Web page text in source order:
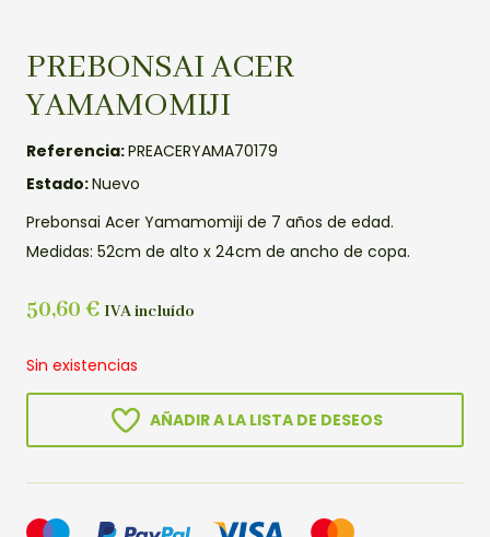
PREBONSAI ACER
YAMAMOMIJI
Referencia:PREACERYAMA70179
Estado:Nuevo
Prebonsai Acer Yamamomiji de 7 años de edad.
Medidas: 52cm de alto x 24cm de ancho de copa.
50,60 € IVA incluído
Sin existencias
AÑADIR A LA LISTA DE DESEOS